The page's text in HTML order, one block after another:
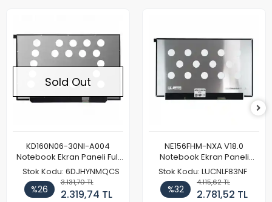
Sold Out
KD160N06-30NI-A004
Notebook Ekran Paneli Full
HD
Stok Kodu: 6DJHYNMQCS
%26
3.131,70 TL
2.319,74 TL
NE156FHM-NXA V18.0
Notebook Ekran Paneli
144Hz
Stok Kodu: LUCNLF83NF
%32
4.115,62 TL
2.781,52 TL